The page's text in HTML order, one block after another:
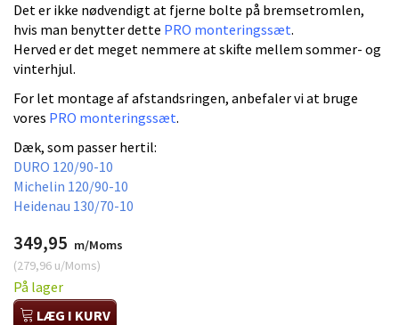
Det er ikke nødvendigt at fjerne bolte på bremsetromlen,
hvis man benytter dette PRO monteringssæt.
Herved er det meget nemmere at skifte mellem sommer- og
vinterhjul.
For let montage af afstandsringen, anbefaler vi at bruge
vores PRO monteringssæt.
Dæk, som passer hertil:
DURO 120/90-10
Michelin 120/90-10
Heidenau 130/70-10
349,95 m/Moms
(279,96 u/Moms)
På lager
LÆG I KURV